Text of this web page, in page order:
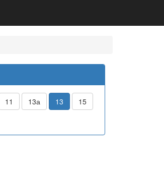
11 13а 13
15